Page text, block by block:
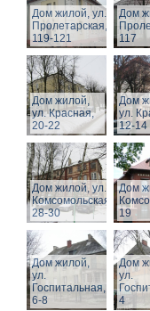
Дом жилой, ул.
Пролетарская,
119-121
Дом
117
Дом жилой,
ул. Красная,
20-22
Дом
ул.
12-14
Дом жилой, ул.
Комсомольская,
28-30
Дом
19
Дом жилой,
ул.
Госпитальная,
6-8
Дом
ул.
4